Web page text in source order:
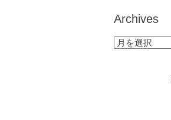
Archives
Archives